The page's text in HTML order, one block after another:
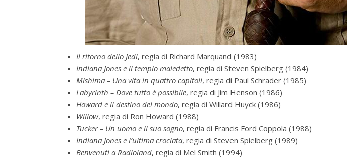
Il ritorno dello Jedi, regia di Richard Marquand (1983)
Indiana Jones e il tempio maledetto, regia di Steven Spielberg (1984)
Mishima – Una vita in quattro capitoli, regia di Paul Schrader (1985)
Labyrinth – Dove tutto è possibile, regia di Jim Henson (1986)
Howard e il destino del mondo, regia di Willard Huyck (1986)
Willow, regia di Ron Howard (1988)
Tucker – Un uomo e il suo sogno, regia di Francis Ford Coppola (1988)
Indiana Jones e l’ultima crociata, regia di Steven Spielberg (1989)
Benvenuti a Radioland, regia di Mel Smith (1994)